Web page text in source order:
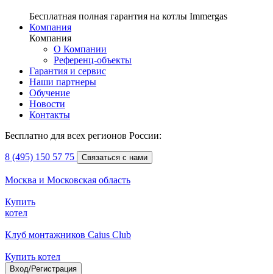
Бесплатная полная гарантия на котлы Immergas
Компания
Компания
О Компании
Референц-объекты
Гарантия и сервис
Наши партнеры
Обучение
Новости
Контакты
Бесплатно для всех регионов России:
8 (495) 150 57 75 Связаться с нами
Москва и Московская область
Купить
котел
Клуб монтажников Caius Club
Купить котел
Вход/Регистрация